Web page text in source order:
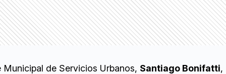
Municipal de Servicios Urbanos, Santiago Bonifatti,